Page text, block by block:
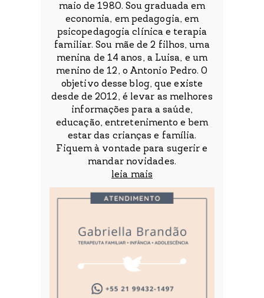
maio de 1980. Sou graduada em
economia, em pedagogia, em
psicopedagogia clínica e terapia
familiar. Sou mãe de 2 filhos, uma
menina de 14 anos, a Luisa, e um
menino de 12, o Antonio Pedro. O
objetivo desse blog, que existe
desde de 2012, é levar as melhores
informações para a saúde,
educação, entretenimento e bem
estar das crianças e família.
Fiquem à vontade para sugerir e
mandar novidades.
leia mais